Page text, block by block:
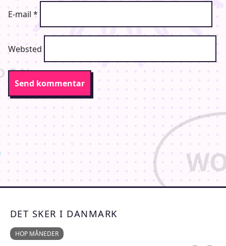
E-mail *
Websted
DET SKER I DANMARK
HOP MÅNEDER